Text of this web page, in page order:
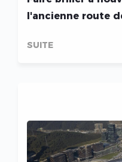
l'ancienne route
SUITE